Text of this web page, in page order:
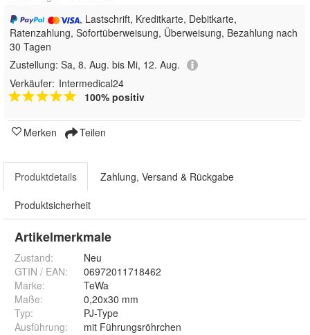
, Lastschrift, Kreditkarte, Debitkarte,
Ratenzahlung, Sofortüberweisung, Überweisung, Bezahlung nach
30 Tagen
Zustellung: Sa, 8. Aug. bis Mi, 12. Aug.
Verkäufer: Intermedical24
100% positiv
Merken Teilen
Produktdetails Zahlung, Versand & Rückgabe
Produktsicherheit
Artikelmerkmale
Zustand:
Neu
GTIN / EAN:
06972011718462
Marke:
TeWa
Maße:
0,20x30 mm
Typ:
PJ-Type
Ausführung: mit Führungsröhrchen